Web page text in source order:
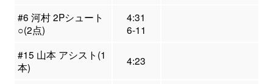
#6 河村 2Pシュート
○(2点)
4:31
6-11
#15 山本 アシスト(1
本)
4:23